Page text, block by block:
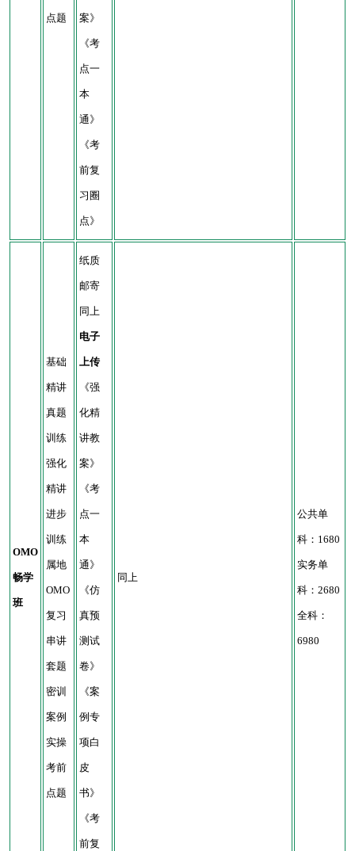
点题 案》
《考
点一
本
通》
《考
前复
习圈
点》
OMO
畅学
班
基础
精讲
真题
训练
强化
精讲
进步
训练
属地
OMO
复习
串讲
套题
密训
案例
实操
考前
点题
纸质
邮寄
同上
电子
上传
《强
化精
讲教
案》
《考
点一
本
通》
《仿
真预
测试
卷》
《案
例专
项白
皮
书》
《考
前复
同上
公共单
科：1680
实务单
科：2680
全科：
6980